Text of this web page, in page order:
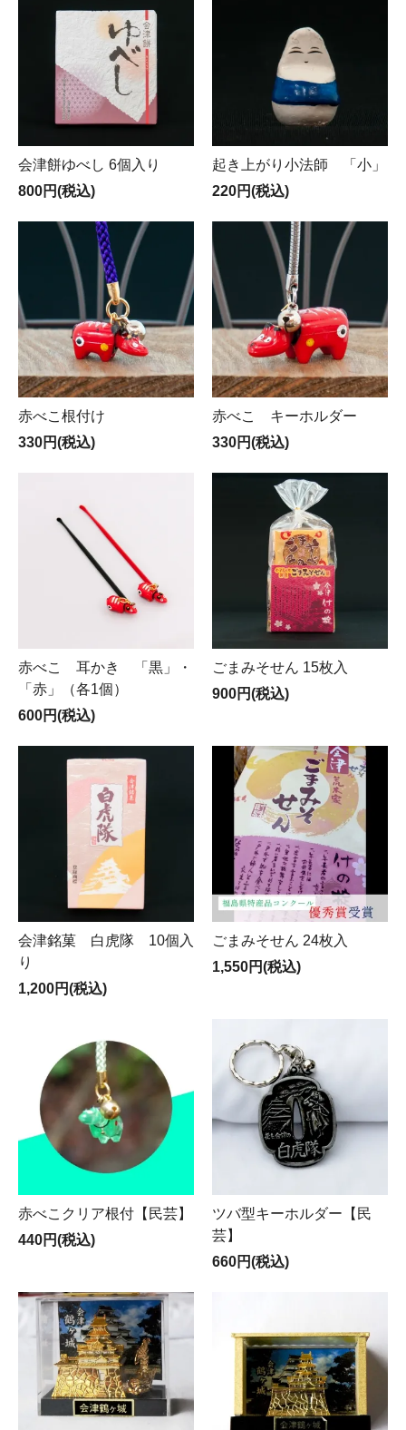
会津餅ゆべし 6個入り
800円(税込)
起き上がり小法師 「小」
220円(税込)
赤べこ根付け
330円(税込)
赤べこ キーホルダー
330円(税込)
赤べこ 耳かき 「黒」・
「赤」（各1個）
600円(税込)
ごまみそせん 15枚入
900円(税込)
会津銘菓 白虎隊 10個入
り
1,200円(税込)
ごまみそせん 24枚入
1,550円(税込)
赤べこクリア根付【民芸】
440円(税込)
ツバ型キーホルダー【民
芸】
660円(税込)